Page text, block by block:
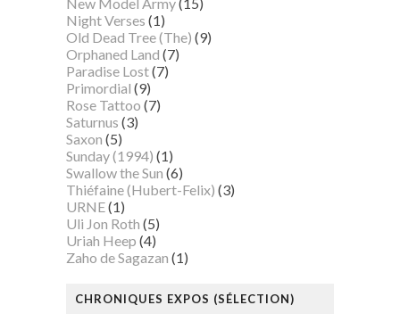
Night Verses (1)
Old Dead Tree (The) (9)
Orphaned Land (7)
Paradise Lost(7)
Primordial (9)
Rose Tattoo (7)
Saturnus (3)
Saxon (5)
Sunday (1994) (1)
Swallow the Sun (6)
Thiéfaine (Hubert-Felix) (3)
URNE(1)
Uli Jon Roth (5)
Uriah Heep (4)
Zaho de Sagazan (1)
CHRONIQUES EXPOS (SÉLECTION)